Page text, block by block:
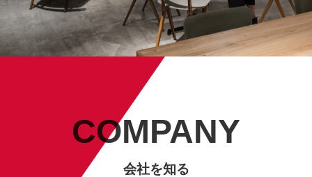
COMPANY
会社を知る